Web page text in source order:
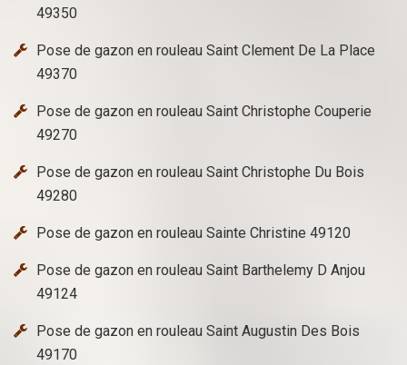
49350
Pose de gazon en rouleau Saint Clement De La Place
49370
Pose de gazon en rouleau Saint Christophe Couperie
49270
Pose de gazon en rouleau Saint Christophe Du Bois
49280
Pose de gazon en rouleau Sainte Christine 49120
Pose de gazon en rouleau Saint Barthelemy D Anjou
49124
Pose de gazon en rouleau Saint Augustin Des Bois
49170